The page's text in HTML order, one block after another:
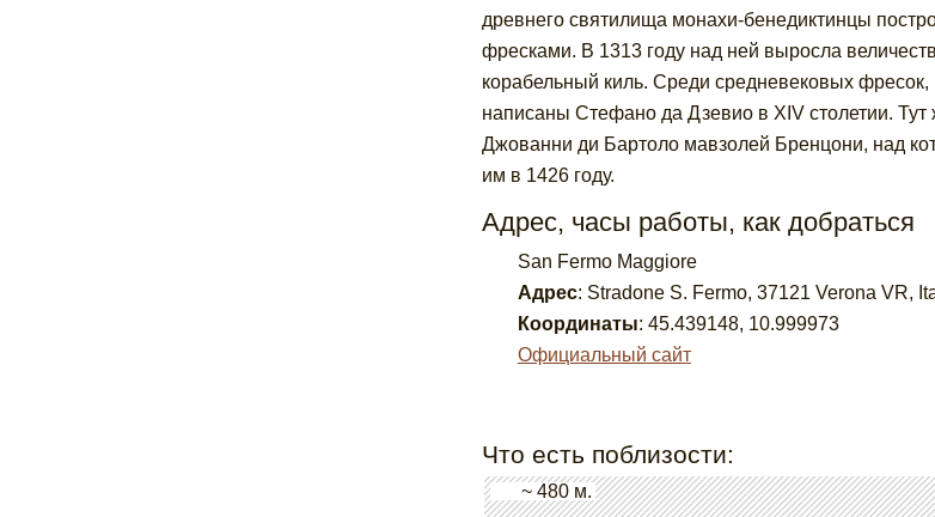
древнего святилища монахи-бенедиктинцы
фресками. В 1313 году над ней выросла
корабельный киль. Среди средневековых
написаны Стефано да Дзевио в XIV столетии.
Джованни ди Бартоло мавзолей Бренцони, над
им в 1426 году.
Адрес, часы работы, как добраться
San Fermo Maggiore
Адрес: Stradone S. Fermo, 37121 Verona VR,
Координаты: 45.439148, 10.999973
Официальный сайт
Что есть поблизости:
~ 480 м.